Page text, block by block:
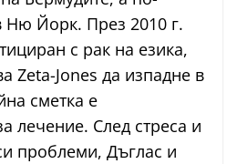
Ню Йорк. През 2010 г.
с рак на езика,
Zeta-Jones да изпадне в
сметка е
лечение. След стреса и
проблеми, Дъглас и